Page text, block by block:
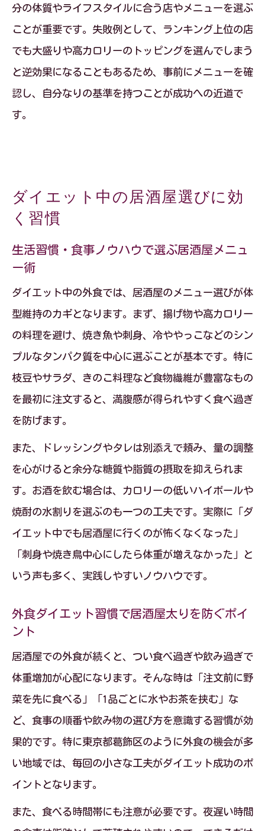
分の体質やライフスタイルに合う店やメニューを選ぶ
ことが重要です。失敗例として、ランキング上位の店
でも大盛りや高カロリーのトッピングを選んでしまう
と逆効果になることもあるため、事前にメニューを確
認し、自分なりの基準を持つことが成功への近道で
す。
ダイエット中の居酒屋選びに効
く習慣
生活習慣・食事ノウハウで選ぶ居酒屋メニュ
ー術
ダイエット中の外食では、居酒屋のメニュー選びが体
型維持のカギとなります。まず、揚げ物や高カロリー
の料理を避け、焼き魚や刺身、冷ややっこなどのシン
プルなタンパク質を中心に選ぶことが基本です。特に
枝豆やサラダ、きのこ料理など食物繊維が豊富なもの
を最初に注文すると、満腹感が得られやすく食べ過ぎ
を防げます。
また、ドレッシングやタレは別添えで頼み、量の調整
を心がけると余分な糖質や脂質の摂取を抑えられま
す。お酒を飲む場合は、カロリーの低いハイボールや
焼酎の水割りを選ぶのも一つの工夫です。実際に「ダ
イエット中でも居酒屋に行くのが怖くなくなった」
「刺身や焼き鳥中心にしたら体重が増えなかった」と
いう声も多く、実践しやすいノウハウです。
外食ダイエット習慣で居酒屋太りを防ぐポイ
ント
居酒屋での外食が続くと、つい食べ過ぎや飲み過ぎで
体重増加が心配になります。そんな時は「注文前に野
菜を先に食べる」「1品ごとに水やお茶を挟む」な
ど、食事の順番や飲み物の選び方を意識する習慣が効
果的です。特に東京都葛飾区のように外食の機会が多
い地域では、毎回の小さな工夫がダイエット成功のポ
イントとなります。
また、食べる時間帯にも注意が必要です。夜遅い時間